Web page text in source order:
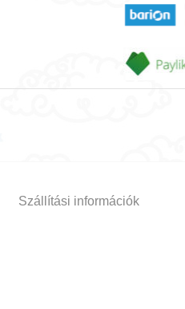
Szállítási információk